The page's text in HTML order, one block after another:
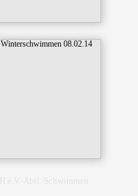
Winterschwimmen 08.02.14